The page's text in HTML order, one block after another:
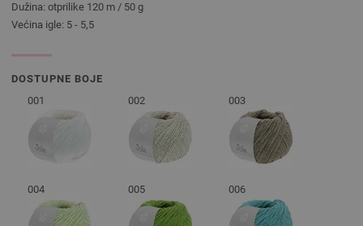
Dužina: otprilike 120 m / 50 g
Većina igle: 5 - 5,5
DOSTUPNE BOJE
001
002 003
004 005 006